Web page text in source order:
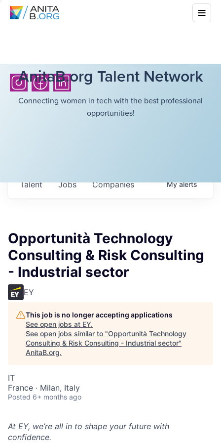
AnitaB.org Talent Network
Connecting women in tech with the best professional
opportunities!
Jobs Companies
Talent Myalerts
Opportunità Technology
Consulting & Risk Consulting
- Industrial sector
EY
This job is no longer accepting applications
See open jobs at EY.
See open jobs similar to "Opportunità Technology
Consulting & Risk Consulting - Industrial sector"
AnitaB.org.
IT
France · Milan, Italy
Posted 6+ months ago
At EY, we’re all in to shape your future with
confidence.